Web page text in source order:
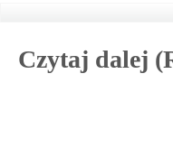
Czytaj dalej